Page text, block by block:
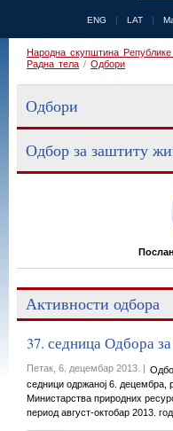
ENG LAT
Народна скупштина Републике
Радна тела / Одбори
Одбори
Одбор за заштиту
Активности одбора
37. седница Одбора
Петак, 6. децембар 2013. |
седници одржаној 6.
Министарства природних
период август-октобар 2013.